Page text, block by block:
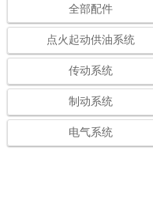
全部配件
点火起动供油系统
传动系统
制动系统
电气系统